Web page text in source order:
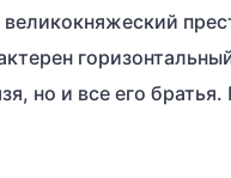
но и все его